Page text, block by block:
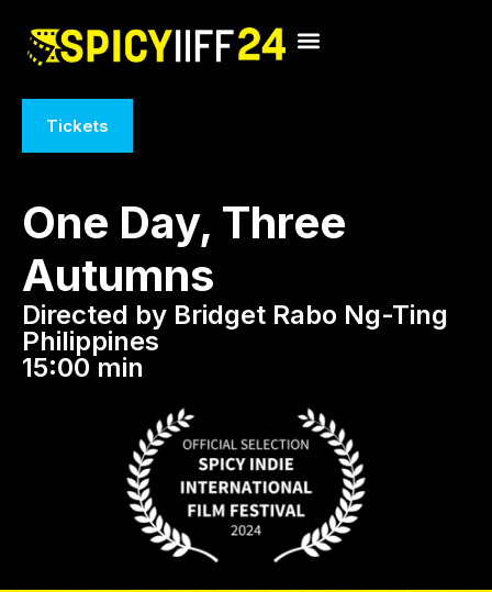
Tickets
One Day, Three
Autumns
Directed by Bridget Rabo Ng-Ting
Philippines
15:00 min